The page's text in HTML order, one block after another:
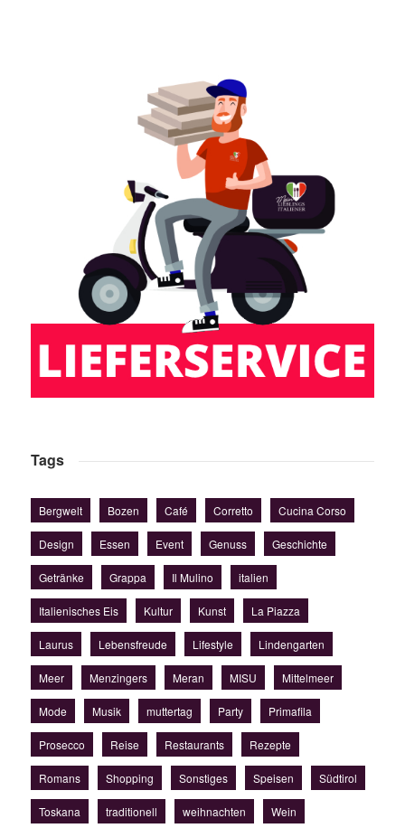
Tags
Bergwelt Bozen Café Corretto Cucina Corso
Design Essen Event Genuss Geschichte
Getränke Grappa Il Mulino italien
Italienisches Eis Kultur Kunst La Piazza
Laurus Lebensfreude Lifestyle Lindengarten
Meer Menzingers Meran MISU Mittelmeer
Mode Musik muttertag Party Primafila
Prosecco Reise Restaurants Rezepte
Romans Shopping Sonstiges Speisen Südtirol
Toskana traditionell weihnachten Wein